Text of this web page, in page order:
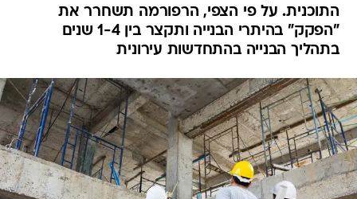
בתהליך הבנייה בהתחדשות עירונית